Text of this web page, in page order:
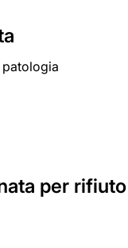
patologia
per